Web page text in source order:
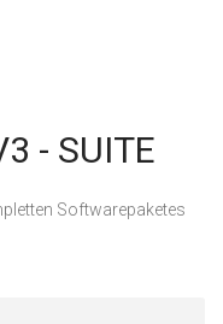
- SUITE
Softwarepaketes